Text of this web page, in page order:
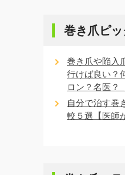
巻き爪ピ
巻き爪や陥入
行けば良い？
ロン？名医？
自分で治す巻
較５選【医師